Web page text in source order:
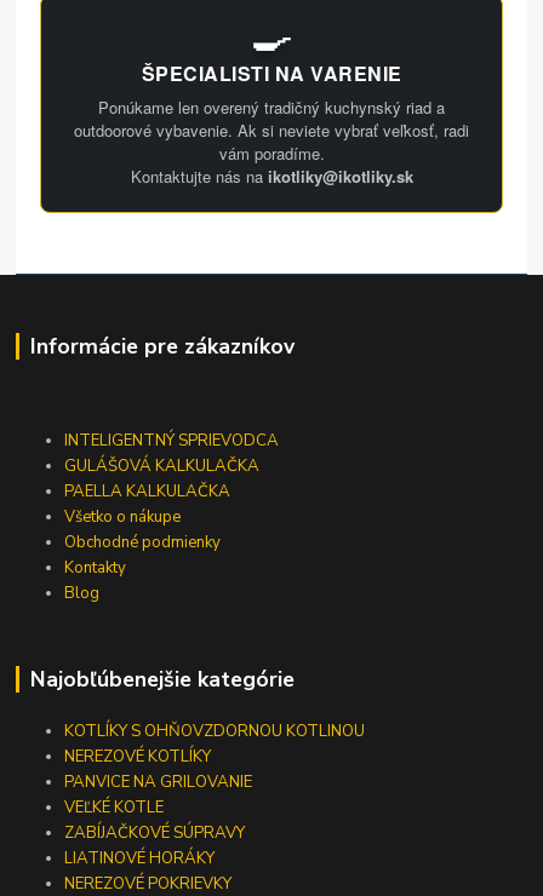
🍳
ŠPECIALISTI NA VARENIE
Ponúkame len overený tradičný kuchynský riad a
outdoorové vybavenie. Ak si neviete vybrať veľkosť, radi
vám poradíme.
Kontaktujte nás na ikotliky@ikotliky.sk
Informácie pre zákazníkov
INTELIGENTNÝ SPRIEVODCA
GULÁŠOVÁ KALKULAČKA
PAELLA KALKULAČKA
Všetko o nákupe
Obchodné podmienky
Kontakty
Blog
Najobľúbenejšie kategórie
KOTLÍKY S OHŇOVZDORNOU KOTLINOU
NEREZOVÉ KOTLÍKY
PANVICE NA GRILOVANIE
VEĽKÉ KOTLE
ZABÍJAČKOVÉ SÚPRAVY
LIATINOVÉ HORÁKY
NEREZOVÉ POKRIEVKY